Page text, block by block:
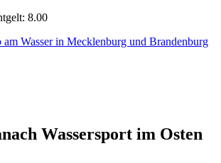
8.00
Wassersport im Osten